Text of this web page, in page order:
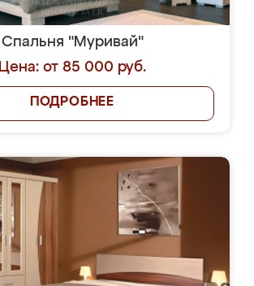
Спальня "Муривай"
Цена: от 85 000 руб.
ПОДРОБНЕЕ